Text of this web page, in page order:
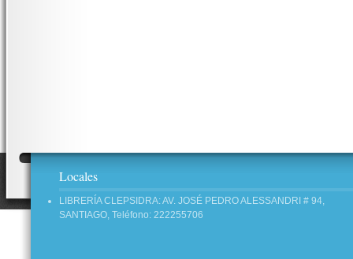
Locales
LIBRERÍA CLEPSIDRA: AV. JOSÉ PEDRO ALESSANDRI # 94,
SANTIAGO, Teléfono: 222255706